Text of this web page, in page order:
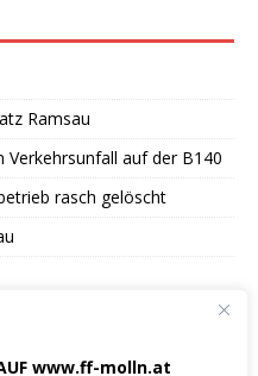
AUF www.ff-molln.at
Ramsau
auf der B140
rasch gelöscht